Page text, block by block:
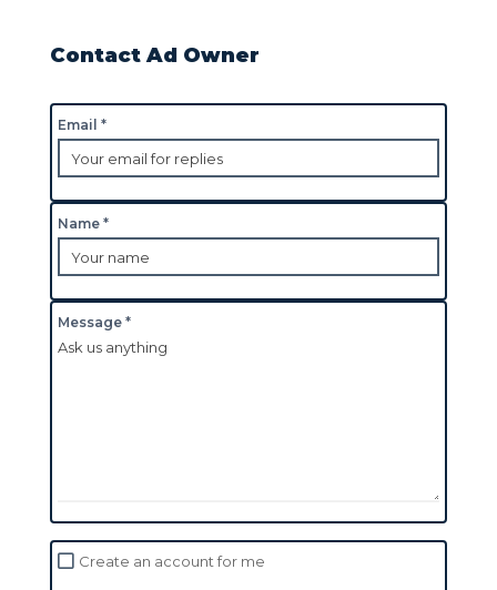
Contact Ad Owner
Email *
Name *
Message *
Create an account for me